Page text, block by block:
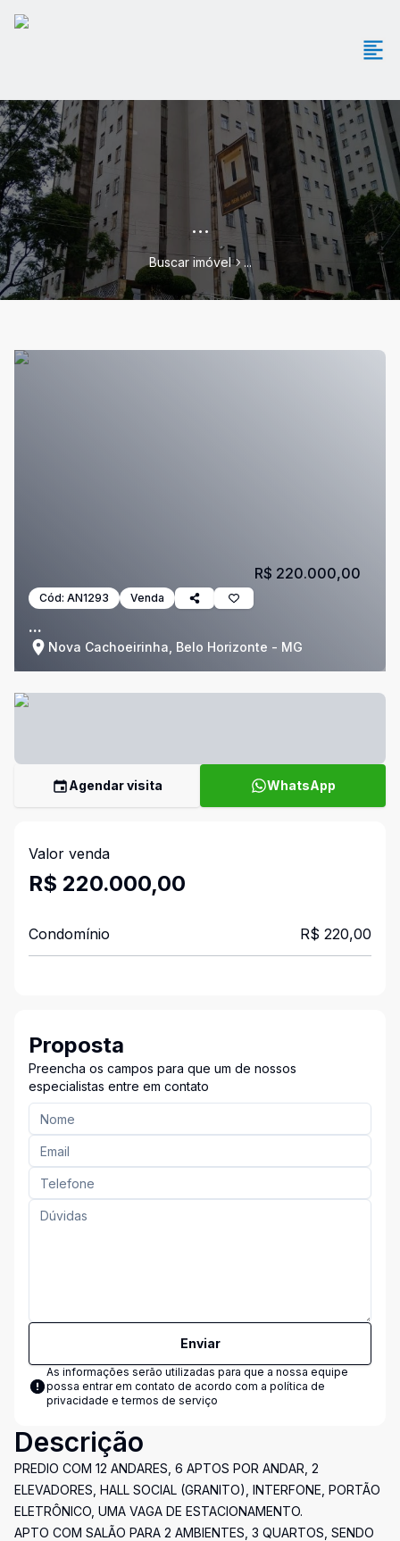
...
Buscar imóvel ...
Cód: AN1293 Venda
...
Nova Cachoeirinha, Belo Horizonte - MG
R$ 220.000,00
Agendar visita WhatsApp
Valor venda
R$ 220.000,00
Condomínio R$ 220,00
Proposta
Preencha os campos para que um de nossos
especialistas entre em contato
Enviar
As informações serão utilizadas para que a nossa equipe
possa entrar em contato de acordo com a política de
privacidade e termos de serviço
Descrição
PREDIO COM 12 ANDARES, 6 APTOS POR ANDAR, 2
ELEVADORES, HALL SOCIAL (GRANITO), INTERFONE, PORTÃO
ELETRÔNICO, UMA VAGA DE ESTACIONAMENTO.
APTO COM SALÃO PARA 2 AMBIENTES, 3 QUARTOS, SENDO